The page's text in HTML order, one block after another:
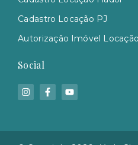
Cadastro Locação PJ
Autorização Imóvel Locação
Social